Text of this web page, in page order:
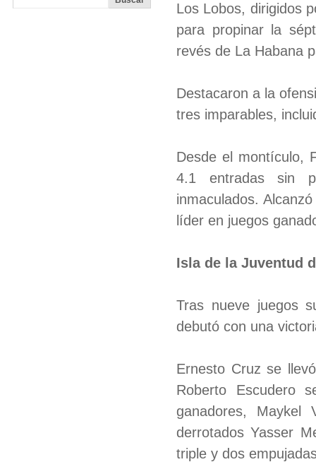
Los Lobos, dirigidos
para propinar la
revés de La Habana
Destacaron a la
tres imparables,
Desde el montículo,
4.1 entradas sin
inmaculados.
líder en juegos
Isla de la Juventud
Tras nueve juegos
debutó con una
Ernesto Cruz se
Roberto Escudero
ganadores, Maykel
derrotados Yasser
triple y dos